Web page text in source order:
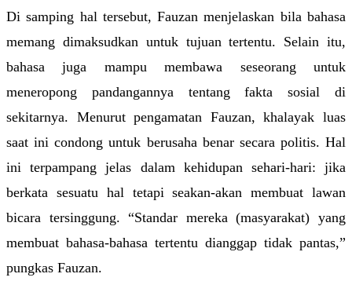
Di samping hal tersebut, Fauzan menjelaskan bila bahasa
memang dimaksudkan untuk tujuan tertentu. Selain itu,
bahasa juga mampu membawa seseorang untuk
meneropong pandangannya tentang fakta sosial di
sekitarnya. Menurut pengamatan Fauzan, khalayak luas
saat ini condong untuk berusaha benar secara politis. Hal
ini terpampang jelas dalam kehidupan sehari-hari: jika
berkata sesuatu hal tetapi seakan-akan membuat lawan
bicara tersinggung. “Standar mereka (masyarakat) yang
membuat bahasa-bahasa tertentu dianggap tidak pantas,”
pungkas Fauzan.